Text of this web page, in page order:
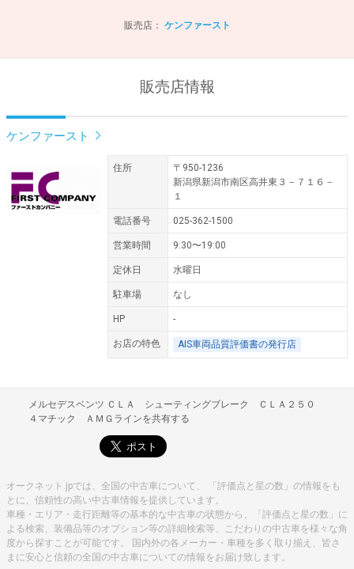
販売店： ケンファースト
販売店情報
ケンファースト
住所
〒950-1236
新潟県新潟市南区高井東３－７１６－
１
電話番号 025-362-1500
営業時間 9:30〜19:00
定休日 水曜日
駐車場 なし
HP -
お店の特色 AIS車両品質評価書の発行店
メルセデスベンツ ＣＬＡ シューティングブレーク ＣＬＡ２５０
４マチック ＡＭＧラインを共有する
オークネット.jpでは、全国の中古車について、 「評価点と星の数」の情報をも
とに、信頼性の高い中古車情報を提供しています。
車種・エリア・走行距離等の基本的な中古車の状態から、「評価点と星の数」に
よる検索、装備品等のオプション等の詳細検索等、こだわりの中古車を様々な角
度から探すことが可能です。 国内外の各メーカー・車種を多く取り揃え、皆さ
まに安心と信頼の全国の中古車についての情報をお届け致します。